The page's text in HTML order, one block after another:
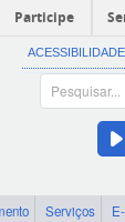
Participe
ACESSIBILIDADE
Serviços